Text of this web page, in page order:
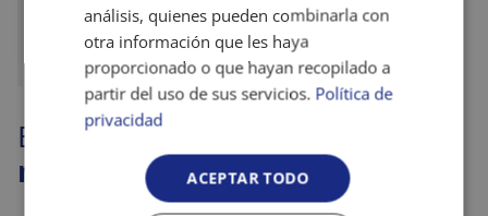
Douglas, 1981
El caso deMercedes y la
musicoterapia
análisis, quienes pueden combinarla con
otra información que les haya
proporcionado o que hayan recopilado a
partir del uso de sus servicios. Política de
privacidad
ACEPTAR TODO